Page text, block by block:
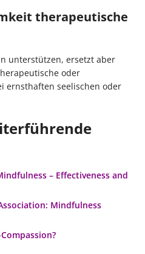
therapeutische
unterstützen, ersetzt aber
oder
ernsthaften seelischen oder
– Effectiveness and
Mindfulness